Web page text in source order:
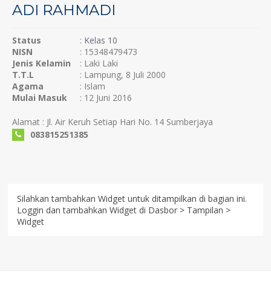
ADI RAHMADI
Status : Kelas 10
NISN
: 15348479473
Jenis Kelamin
: Laki Laki
T.T.L
: Lampung, 8 Juli 2000
Agama
: Islam
Mulai Masuk
: 12 Juni 2016
Alamat : Jl. Air Keruh Setiap Hari No. 14 Sumberjaya
083815251385
Silahkan tambahkan Widget untuk ditampilkan di bagian ini.
Loggin dan tambahkan Widget di Dasbor > Tampilan >
Widget